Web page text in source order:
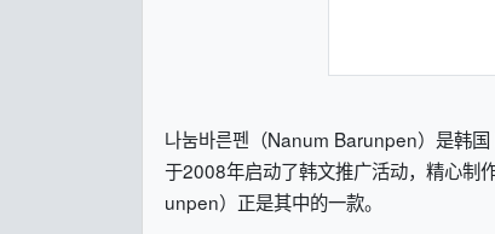
나눔바른펜（Nanum Barunpen）是韩
于2008年启动了韩文推广活动，精心制
unpen）正是其中的一款。